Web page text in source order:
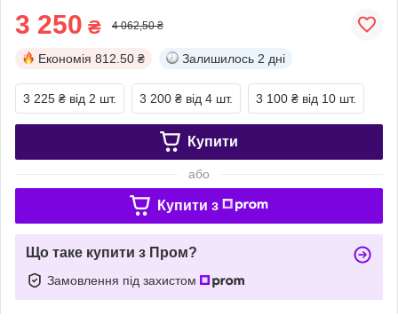
3 250 ₴ 4 062,50 ₴
Економія 812.50 ₴ Залишилось 2 дні
3 225 ₴ від 2 шт. 3 200 ₴ від 4 шт. 3 100 ₴ від 10 шт.
Купити
або
Купити з
Що таке купити з Пром?
Замовлення під захистом